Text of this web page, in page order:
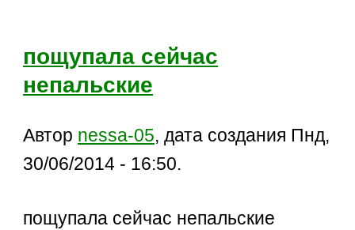
пощупала сейчас
непальские
Автор nessa-05, дата создания Пнд,
30/06/2014 - 16:50.
пощупала сейчас непальские